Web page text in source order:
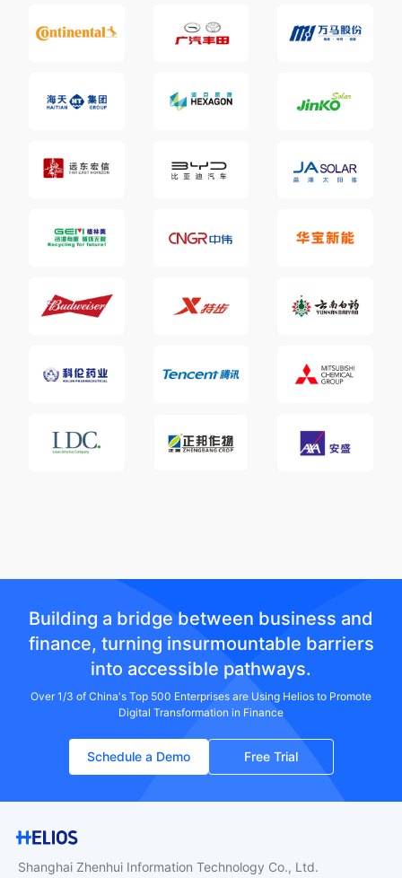
Building a bridge between business and
finance, turning insurmountable barriers
into accessible pathways.
Over 1/3 of China's Top 500 Enterprises are Using Helios to Promote
Digital Transformation in Finance
Schedule a Demo Free Trial
Shanghai Zhenhui Information Technology Co., Ltd.